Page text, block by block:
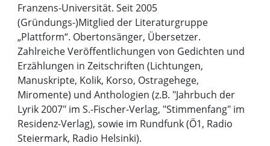
Franzens-Universität. Seit 2005
(Gründungs-)Mitglied der Literaturgruppe
„Plattform“. Obertonsänger, Übersetzer.
Zahlreiche Veröffentlichungen von Gedichten und
Erzählungen in Zeitschriften (Lichtungen,
Manuskripte, Kolik, Korso, Ostragehege,
Miromente) und Anthologien (z.B. "Jahrbuch der
Lyrik 2007" im S.-Fischer-Verlag, "Stimmenfang" im
Residenz-Verlag), sowie im Rundfunk (Ö1, Radio
Steiermark, Radio Helsinki).